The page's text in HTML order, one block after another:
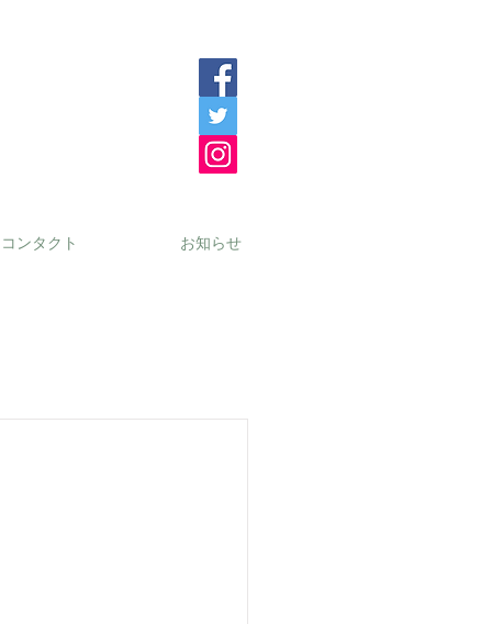
コンタクト お知らせ